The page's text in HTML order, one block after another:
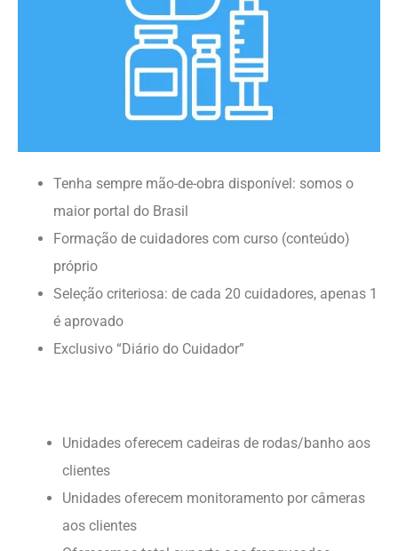
Tenha sempre mão-de-obra disponível: somos o
maior portal do Brasil
Formação de cuidadores com curso (conteúdo)
próprio
Seleção criteriosa: de cada 20 cuidadores, apenas 1
é aprovado
Exclusivo “Diário do Cuidador”
Unidades oferecem cadeiras de rodas/banho aos
clientes
Unidades oferecem monitoramento por câmeras
aos clientes